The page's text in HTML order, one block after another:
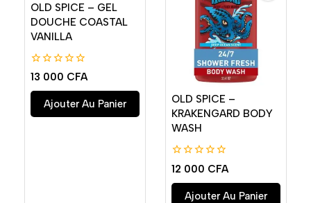
OLD SPICE – GEL
DOUCHE COASTAL
VANILLA
0
de
5
13 000 CFA
Ajouter Au Panier
OLD SPICE –
KRAKENGARD BODY
WASH
0
de
5
12 000 CFA
Ajouter Au Panier